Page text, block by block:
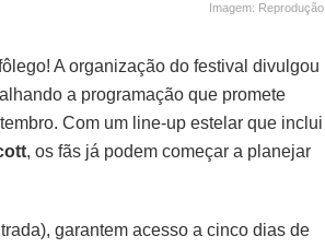
Imagem: Reprodução
A organização do festival divulgou
a programação que promete
Com um line-up estelar que inclui
, os fãs já podem começar a planejar
garantem acesso a cinco dias de